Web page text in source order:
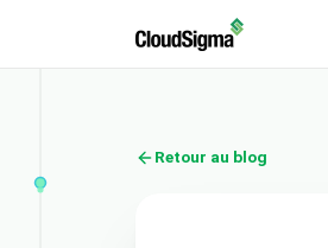
Retour au blog